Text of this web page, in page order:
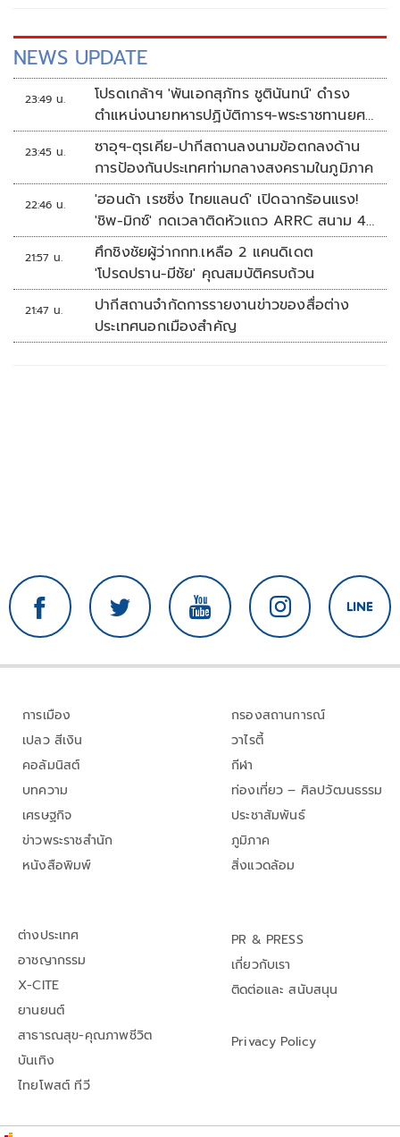
NEWS UPDATE
23:49 น.
โปรดเกล้าฯ 'พันเอกสุภัทร ชูตินันทน์' ดำรง
ตำแหน่งนายทหารปฏิบัติการฯ-พระราชทานยศ
'พลตรี'
23:45 น.
ซาอุฯ-ตุรเคีย-ปากีสถานลงนามข้อตกลงด้าน
การป้องกันประเทศท่ามกลางสงครามในภูมิภาค
22:46 น.
'ฮอนด้า เรซซิ่ง ไทยแลนด์' เปิดฉากร้อนแรง!
'ชิพ-มิกซ์' กดเวลาติดหัวแถว ARRC สนาม 4
ที่มัลดาลิกา
21:57 น.
ศึกชิงชัยผู้ว่ากกท.เหลือ 2 แคนดิเดต
'โปรดปราน-มีชัย' คุณสมบัติครบถ้วน
21:47 น.
ปากีสถานจำกัดการรายงานข่าวของสื่อต่าง
ประเทศนอกเมืองสำคัญ
การเมือง
เปลว สีเงิน
คอลัมนิสต์
บทความ
เศรษฐกิจ
ข่าวพระราชสำนัก
หนังสือพิมพ์
กรองสถานการณ์
วาไรตี้
กีฬา
ท่องเที่ยว – ศิลปวัฒนธรรม
ประชาสัมพันธ์
ภูมิภาค
สิ่งแวดล้อม
ต่างประเทศ
อาชญากรรม
X-CITE
ยานยนต์
สาธารณสุข-คุณภาพชีวิต
บันเทิง
ไทยโพสต์ ทีวี
PR & PRESS
เกี่ยวกับเรา
ติดต่อและ สนับสนุน
Privacy Policy